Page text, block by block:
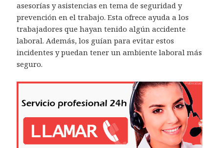
asesorías y asistencias en tema de seguridad y
prevención en el trabajo. Esta ofrece ayuda a los
trabajadores que hayan tenido algún accidente
laboral. Además, los guían para evitar estos
incidentes y puedan tener un ambiente laboral más
seguro.